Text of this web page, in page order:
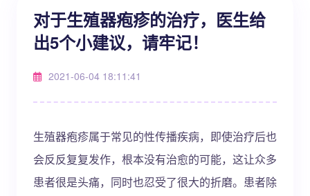
对于生殖器疱疹的治疗，医生给
出5个小建议，请牢记！
2021-06-04 18:11:41
生殖器疱疹属于常见的性传播疾病，即使治疗后也
会反反复复发作，根本没有治愈的可能，这让众多
患者很是头痛，同时也忍受了很大的折磨。患者除